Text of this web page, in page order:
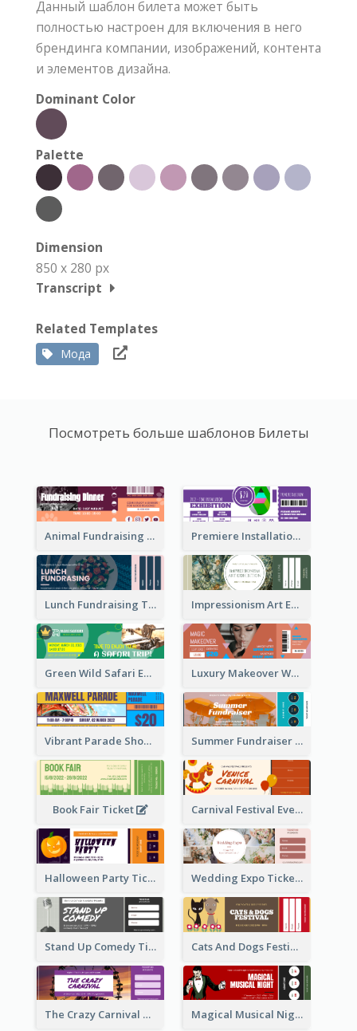
Данный шаблон билета может быть
полностью настроен для включения в него
брендинга компании, изображений, контента
и элементов дизайна.
Dominant Color
Palette
Dimension
850 x 280 px
Transcript
Related Templates
Мода
Посмотреть больше шаблонов Билеты
Animal Fundraising Ticket Show Ticket Premiere Installation Exhibition Ticket
Lunch Fundraising Ticket Impressionism Art Exhibition Ticket
Green Wild Safari Entry Ticket Design Idea Luxury Makeover Workshop Ticket Design
Vibrant Parade Show Ticket Design Summer Fundraiser Event Ticket
Book Fair Ticket Carnival Festival Event Ticket
Halloween Party Ticket Wedding Expo Ticket
Stand Up Comedy Ticket Cats And Dogs Festival Ticket
The Crazy Carnival Ticket Magical Musical Night Ticket